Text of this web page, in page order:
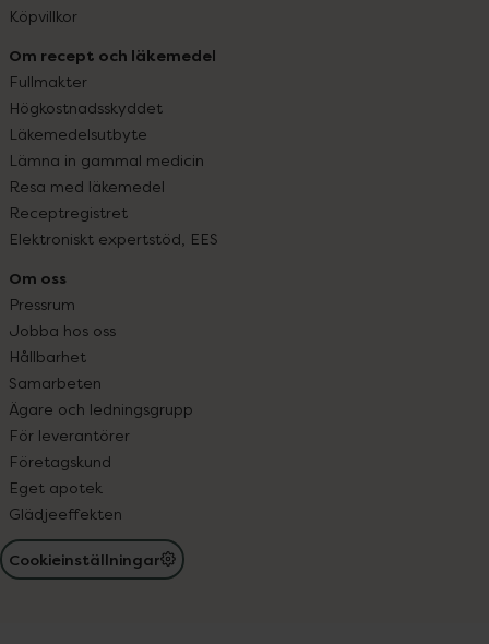
Köpvillkor
Om recept och läkemedel
Fullmakter
Högkostnadsskyddet
Läkemedelsutbyte
Lämna in gammal medicin
Resa med läkemedel
Receptregistret
Elektroniskt expertstöd, EES
Om oss
Pressrum
Jobba hos oss
Hållbarhet
Samarbeten
Ägare och ledningsgrupp
För leverantörer
Företagskund
Eget apotek
Glädjeeffekten
Cookieinställningar